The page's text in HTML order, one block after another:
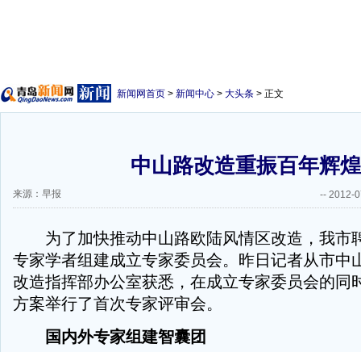
新闻网首页 > 新闻中心 > 大头条 > 正文
中山路改造重振百年辉煌
来源：早报 -- 2012-
为了加快推动中山路欧陆风情区改造，我市
专家学者组建成立专家委员会。昨日记者从市中
改造指挥部办公室获悉，在成立专家委员会的同
方案举行了首次专家评审会。
国内外专家组建智囊团